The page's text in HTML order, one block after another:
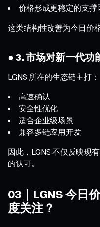
价格形成更稳定的支撑
这类结构性改善为今日价
● 3. 市场对新一代功
LGNS 所在的生态链主打：
高速确认
安全性优化
适合企业级场景
兼容多链应用开发
因此，LGNS 不仅反映现
的认可。
03｜LGNS 今日
度关注？